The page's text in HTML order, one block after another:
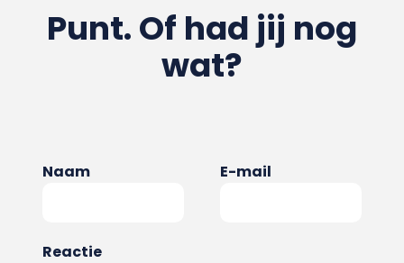
Punt. Of had jij nog
wat?
Naam E-mail
Reactie